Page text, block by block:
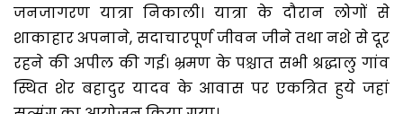
जनजागरण यात्रा निकाली। यात्रा के दौरान लोगों से
शाकाहार अपनाने, सदाचारपूर्ण जीवन जीने तथा नशे से दूर
रहने की अपील की गई। भ्रमण के पश्चात सभी श्रद्धालु गांव
स्थित शेर बहादुर यादव के आवास पर एकत्रित हुये जहां